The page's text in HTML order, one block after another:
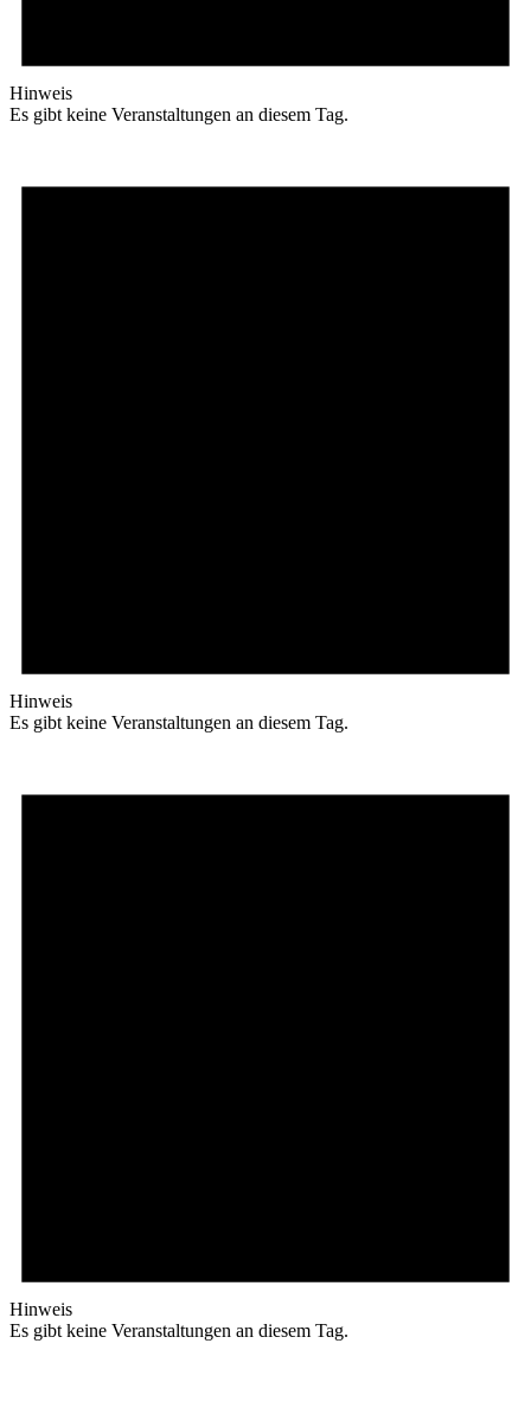
Hinweis
Es gibt keine Veranstaltungen an diesem Tag.
Hinweis
Es gibt keine Veranstaltungen an diesem Tag.
Hinweis
Es gibt keine Veranstaltungen an diesem Tag.